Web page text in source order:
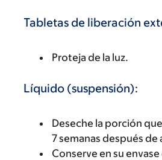
Tabletas de liberación
Proteja de la luz.
Líquido (suspensión):
Deseche la porción
7 semanas después de
Conserve en su